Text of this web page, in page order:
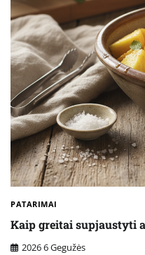
PATARIMAI
Kaip greitai supjaustyti
2026 6 Gegužės